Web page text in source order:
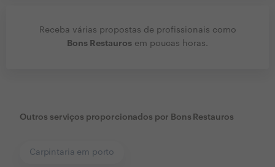
Receba várias propostas de profissionais como
Bons Restauros em poucas horas.
Outros serviços proporcionados por Bons Restauros
Carpintaria em porto